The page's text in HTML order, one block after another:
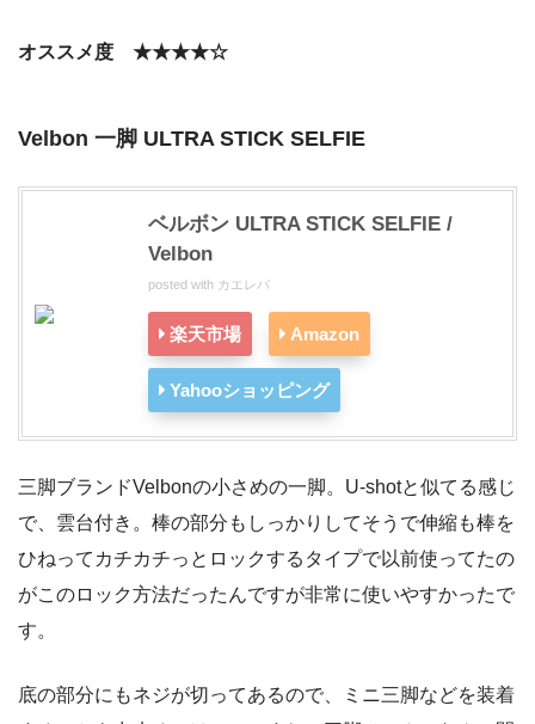
オススメ度 ★★★★☆
Velbon 一脚 ULTRA STICK SELFIE
ベルボン ULTRA STICK SELFIE /
Velbon
posted with カエレバ
楽天市場 Amazon
Yahooショッピング
三脚ブランドVelbonの小さめの一脚。U-shotと似てる感じ
で、雲台付き。棒の部分もしっかりしてそうで伸縮も棒を
ひねってカチカチっとロックするタイプで以前使ってたの
がこのロック方法だったんですが非常に使いやすかったで
す。
底の部分にもネジが切ってあるので、ミニ三脚などを装着